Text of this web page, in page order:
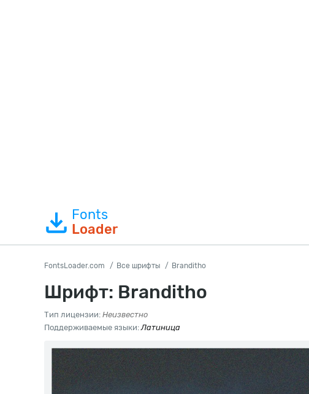
Fonts
Loader
FontsLoader.com Все шрифты Branditho
Шрифт: Branditho
Тип лицензии: Неизвестно
Поддерживаемые языки:Латиница